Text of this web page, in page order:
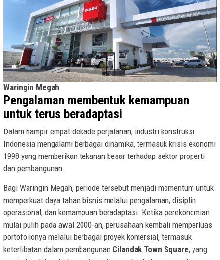
Waringin Megah
Pengalaman membentuk kemampuan
untuk terus beradaptasi
Dalam hampir empat dekade perjalanan, industri konstruksi
Indonesia mengalami berbagai dinamika, termasuk krisis ekonomi
1998 yang memberikan tekanan besar terhadap sektor properti
dan pembangunan.
Bagi Waringin Megah, periode tersebut menjadi momentum untuk
memperkuat daya tahan bisnis melalui pengalaman, disiplin
operasional, dan kemampuan beradaptasi. Ketika perekonomian
mulai pulih pada awal 2000-an, perusahaan kembali memperluas
portofolionya melalui berbagai proyek komersial, termasuk
keterlibatan dalam pembangunan Cilandak Town Square, yang